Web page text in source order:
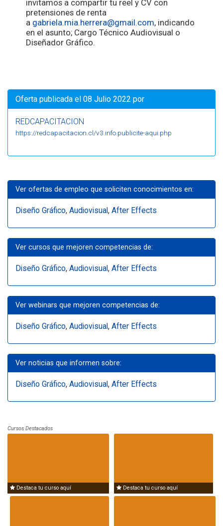
invitamos a compartir tu reel y CV con
pretensiones de renta
a gabriela.mia.herrera@gmail.com, indicando
en el asunto; Cargo Técnico Audiovisual o
Diseñador Gráfico.
Oferta publicada el 08 Julio 2022 por
REDCAPACITACION
https://redcapacitacion.cl/v3.info.publicite-aqui.php
Ver ofertas de empleo que soliciten conocimientos en:
Diseño Gráfico, Audiovisual, After Effects
Ver cursos que mejoren competencias de:
Diseño Gráfico, Audiovisual, After Effects
Ver webinars que mejoren competencias de:
Diseño Gráfico, Audiovisual, After Effects
Ver noticias que informen sobre:
Diseño Gráfico, Audiovisual, After Effects
Cursos Destacados
Destaca tu curso aquí Destaca tu curso aquí